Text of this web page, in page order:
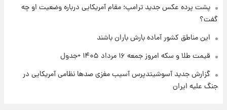
قیمت سکه و طلا فردا
پشت پرده عکس جدید ترامپ؛ مقام آمریکایی درباره وضعیت او چه
گفت؟
این مناطق کشور آماده بارش باران باشند
قیمت طلا و سکه امروز جمعه ۱۶ مرداد ۱۴۰۵ +جدول
گزارش جدید آسوشیتدپرس آسیب مغزی صدها نظامی آمریکایی در
جنگ علیه ایران